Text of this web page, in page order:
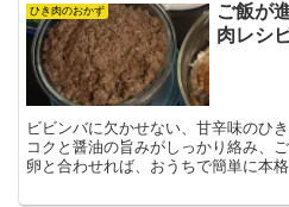
ひき肉のおかず
ご飯が
肉レシ
ビビンバに欠かせない、甘辛味のひ
コクと醤油の旨みがしっかり絡み、
卵と合わせれば、おうちで簡単に本